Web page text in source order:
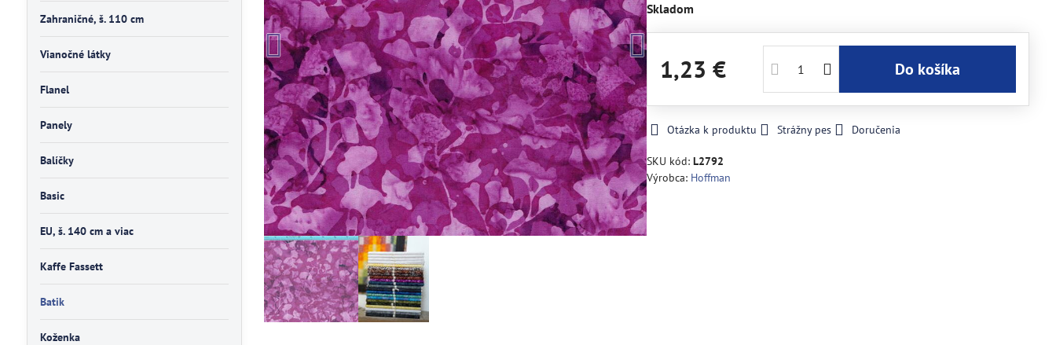
Skladom
1,23 € Do košíka
Otázka k produktu Strážny pes Doručenia
SKU kód:L2792
Výrobca: Hoffman
Zahraničné, š. 110 cm
Vianočné látky
Flanel
Panely
Balíčky
Basic
EU, š. 140 cm a viac
Kaffe Fassett
Batik
Koženka